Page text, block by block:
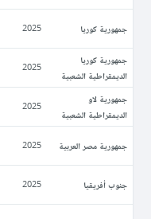
جمهورية كوريا 2025
جمهورية كوريا
الديمقراطية الشعبية
2025
جمهورية لاو
الديمقراطية الشعبية
2025
جمهورية مصر العربية 2025
جنوب أفريقيا 2025